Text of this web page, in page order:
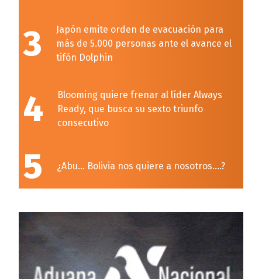
3
Japón emite orden de evacuación para
más de 5.000 personas ante el avance el
tifón Dolphin
4
Blooming quiere frenar al líder Always
Ready, que busca su sexto triunfo
consecutivo
5 ¿Abu… Bolivia nos quiere a nosotros….?